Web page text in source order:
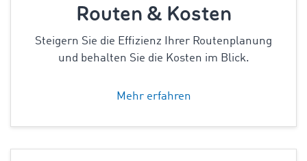
Routen & Kosten
Steigern Sie die Effizienz Ihrer Routenplanung
und behalten Sie die Kosten im Blick.
Mehr erfahren